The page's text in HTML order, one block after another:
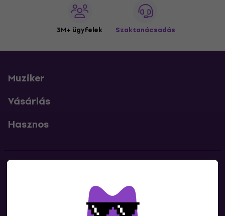
3M+ ügyfelek Szaktanácsadás
Muziker
Vásárlás
Hasznos
Lépj kapcsolatba velünk